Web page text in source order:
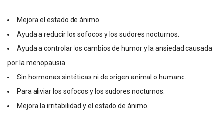
Mejora el estado de ánimo.
Ayuda a reducir los sofocos y los sudores nocturnos.
Ayuda a controlar los cambios de humor y la ansiedad causada
por la menopausia.
Sin hormonas sintéticas ni de origen animal o humano.
Para aliviar los sofocos y los sudores nocturnos.
Mejora la irritabilidad y el estado de ánimo.